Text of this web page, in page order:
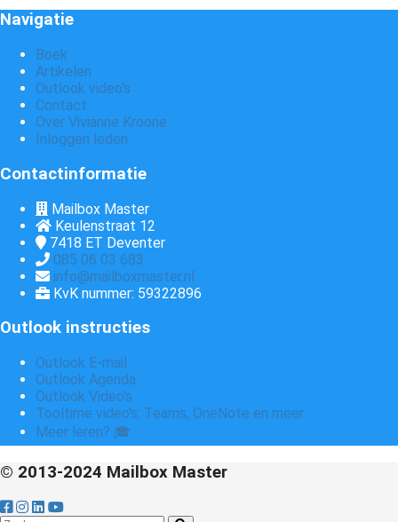
Navigatie
Boek
Artikelen
Outlook video's
Contact
Over Vivianne Kroone
Inloggen leden
Contactinformatie
Mailbox Master
Keulenstraat 12
7418 ET Deventer
085 06 03 683
info@mailboxmaster.nl
KvK nummer: 59322896
Outlook instructies
Outlook E-mail
Outlook Agenda
Outlook Video's
Tooltime video's: Teams, OneNote en meer
Meer leren? 🎓
© 2013-2024 Mailbox Master